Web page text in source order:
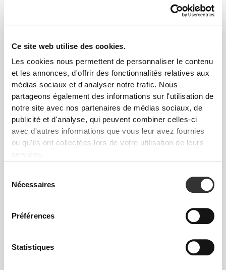
Ce site web utilise des cookies.
Les cookies nous permettent de personnaliser le contenu
et les annonces, d'offrir des fonctionnalités relatives aux
médias sociaux et d'analyser notre trafic. Nous
partageons également des informations sur l'utilisation de
notre site avec nos partenaires de médias sociaux, de
publicité et d'analyse, qui peuvent combiner celles-ci
avec d'autres informations que vous leur avez fournies
ou qu'ils ont collectées lors de votre utilisation de leurs
services.
Nécessaires
Préférences
Statistiques
Le Shaker X - Black / Desert est conçu pour
fond arrondi t'aide à obtenir un mélange homogène
Capacité : 750 mL
Convient au lave-vaisselle (max. 60 ºC/140 ºF)